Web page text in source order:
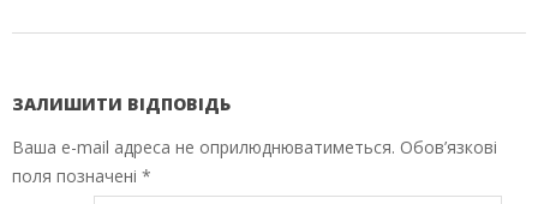
ЗАЛИШИТИ ВІДПОВІДЬ
Ваша e-mail адреса не оприлюднюватиметься. Обов’язкові
поля позначені *